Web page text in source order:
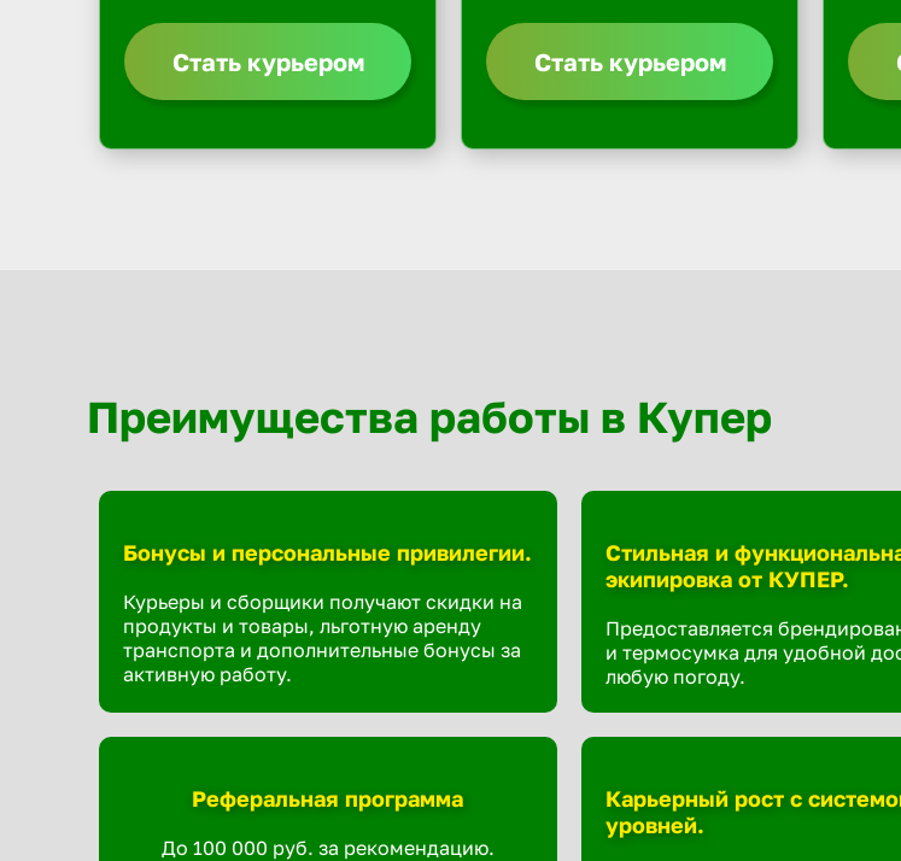
Стать курьером Стать курьером
Преимущества работы в Купер
Бонусы и персональные привилегии.
Курьеры и сборщики получают скидки на
продукты и товары, льготную аренду
транспорта и дополнительные бонусы за
активную работу.
Стильная и
экипировка от КУПЕР.
Предоставляется
и термосумка для удобной
любую погоду.
Реферальная программа
До 100 000 руб. за рекомендацию.
Карьерный рост с
уровней.